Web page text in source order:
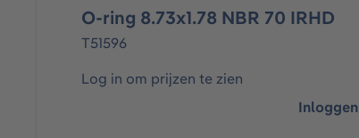
O-ring 8.73x1.78 NBR 70 IRHD
T51596
Log in om prijzen te zien
Inloggen